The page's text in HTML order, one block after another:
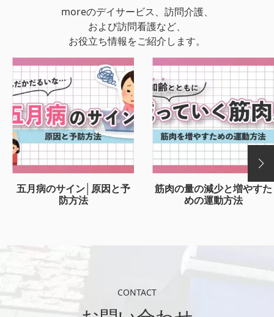
moreのデイサービス、訪問介護、
および訪問看護など、
お役立ち情報をご紹介します。
五月病のサイン│原因と予
防方法
筋肉の量の減少と増やすた
めの運動方法
CONTACT